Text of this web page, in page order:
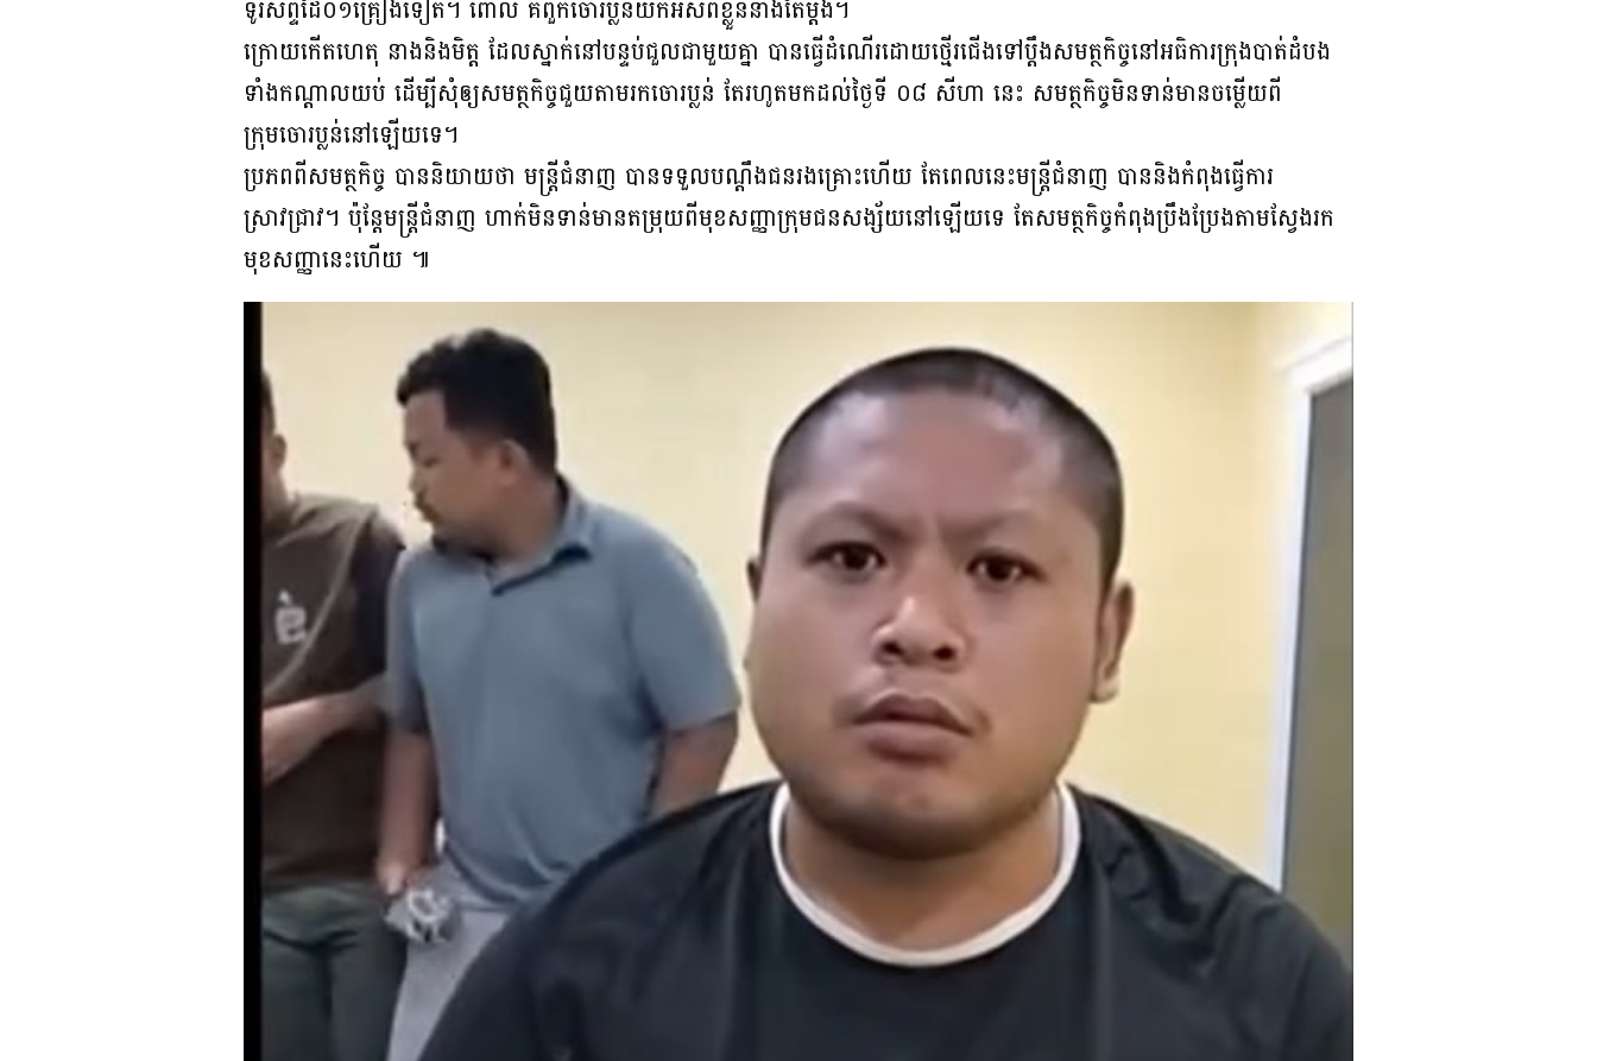
ទូរស័ព្ទដៃ០១គ្រឿងទៀត។ ពោល គឺពួកចោរប្លន់យកអស់ពីខ្លួននាងតែម្ដង។
ក្រោយកើតហេតុ នាងនិងមិត្ត ដែលស្នាក់នៅបន្ទប់ជួលជាមួយគ្នា បានធ្វើដំណើរដោយថ្មើរជើងទៅប្ដឹងសមត្ថកិច្ចនៅអធិការក្រុងបាត់ដំបង
ទាំងកណ្ដាលយប់ ដើម្បីសុំឲ្យសមត្ថកិច្ចជួយតាមរកចោរប្លន់ តែរហូតមកដល់ថ្ងៃទី ០៨ សីហា នេះ សមត្ថកិច្ចមិនទាន់មានចម្លើយពី
ក្រុមចោរប្លន់នៅឡើយទេ។
ប្រភពពីសមត្ថកិច្ច បាននិយាយថា មន្ត្រីជំនាញ បានទទួលបណ្ដឹងជនរងគ្រោះហើយ តែពេលនេះមន្ត្រីជំនាញ បាននិងកំពុងធ្វើការ
ស្រាវជ្រាវ។ ប៉ុន្តែមន្ត្រីជំនាញ ហាក់មិនទាន់មានតម្រុយពីមុខសញ្ញាក្រុមជនសង្ស័យនៅឡើយទេ តែសមត្ថកិច្ចកំពុងប្រឹងប្រែងតាមស្វែងរក
មុខសញ្ញានេះហើយ ៕